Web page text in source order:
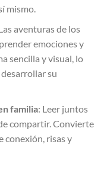
mismo.
aventuras de los
emociones y
sencilla y visual, lo
su
familia: Leer juntos
compartir. Convierte
conexión, risas y